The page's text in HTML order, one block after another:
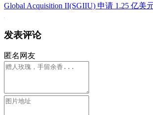
Global Acquisition II(SGIIU) 申请 1.25 亿美
发表评论
匿名网友